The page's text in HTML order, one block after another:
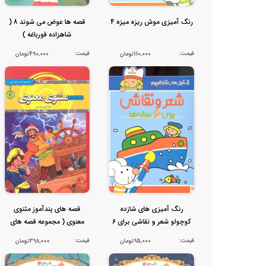
رنگ آمیزی موش ریزه میزه 4
قیمت: 110,000تومان
قصه ها عوض می شوند 8 (
شاهزاده قورباغه )
قیمت: 490,000تومان
رنگ آمیزی های شازده
کوچولو شعر و نقاشی برای 6
قیمت: 95,000تومان
قصه های پندآموز مثنوی
معنوی ( مجموعه قصه های
قیمت: 398,000تومان